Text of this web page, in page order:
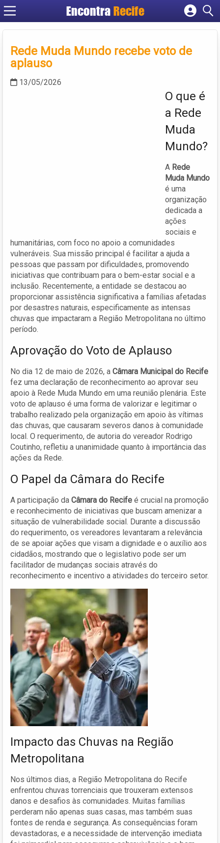
Encontra Recife
Cadastrar empresa
Criar conta
Rede Muda Mundo recebe voto de
aplauso
13/05/2026
O que é
a Rede
Muda
Mundo?
A Rede
Muda Mundo
é uma
organização
dedicada a
ações
sociais e
humanitárias, com foco no apoio a comunidades
vulneráveis. Sua missão principal é facilitar a ajuda a
pessoas que passam por dificuldades, promovendo
iniciativas que contribuam para o bem-estar social e a
inclusão. Recentemente, a entidade se destacou ao
proporcionar assistência significativa a famílias afetadas
por desastres naturais, especificamente as intensas
chuvas que impactaram a Região Metropolitana no último
período.
Aprovação do Voto de Aplauso
No dia 12 de maio de 2026, a Câmara Municipal do Recife
fez uma declaração de reconhecimento ao aprovar seu
apoio à Rede Muda Mundo em uma reunião plenária. Este
voto de aplauso é uma forma de valorizar e legitimar o
trabalho realizado pela organização em apoio às vítimas
das chuvas, que causaram severos danos à comunidade
local. O requerimento, de autoria do vereador Rodrigo
Coutinho, refletiu a unanimidade quanto à importância das
ações da Rede.
O Papel da Câmara do Recife
A participação da Câmara do Recife é crucial na promoção
e reconhecimento de iniciativas que buscam amenizar a
situação de vulnerabilidade social. Durante a discussão
do requerimento, os vereadores levantaram a relevância
de se apoiar ações que visam a dignidade e o auxílio aos
cidadãos, mostrando que o legislativo pode ser um
facilitador de mudanças sociais através do
reconhecimento e incentivo a atividades do terceiro setor.
Impacto das Chuvas na Região
Metropolitana
Nos últimos dias, a Região Metropolitana do Recife
enfrentou chuvas torrenciais que trouxeram extensos
danos e desafios às comunidades. Muitas famílias
perderam não apenas suas casas, mas também suas
fontes de renda e segurança. As consequências foram
devastadoras, e a necessidade de intervenção imediata